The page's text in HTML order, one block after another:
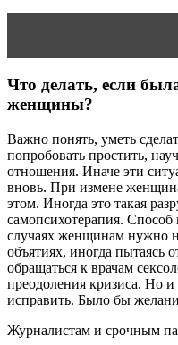
Что делать, если
женщины?
Важно понять, уметь
попробовать простить,
отношения. Иначе эти
вновь. При измене
этом. Иногда это такая
самопсихотерапия. Способ
случаях женщинам нужно
объятиях, иногда пытаясь
обращаться к врачам
преодоления кризиса. Но
исправить. Было бы
Журналистам и срочным